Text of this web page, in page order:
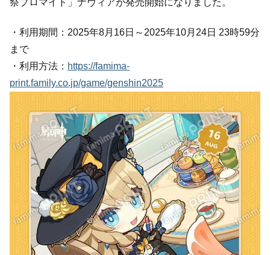
祭ブロマイド」ナヴィアが発売開始になりました。
・利用期間：2025年8月16日～2025年10月24日 23時59分
まで
・利用方法： https://famima-
print.family.co.jp/game/genshin2025